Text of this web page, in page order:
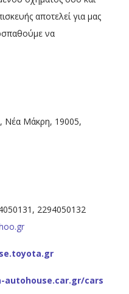
αποτελεί για μας
να
Μάκρη, 19005,
2294050132
cars